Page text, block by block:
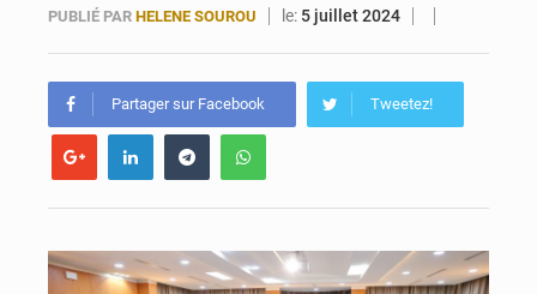
PUBLIÉ PAR HELENE SOUROU le: 5 juillet 2024
Partager sur Facebook Tweetez!